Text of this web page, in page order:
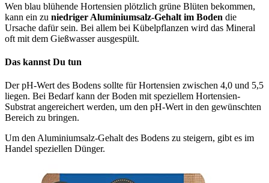
Wen blau blühende Hortensien plötzlich grüne Blüten bekommen,
kann ein zu niedriger Aluminiumsalz-Gehalt im Boden die
Ursache dafür sein. Bei allem bei Kübelpflanzen wird das Mineral
oft mit dem Gießwasser ausgespült.
Das kannst Du tun
Der pH-Wert des Bodens sollte für Hortensien zwischen 4,0 und 5,5
liegen. Bei Bedarf kann der Boden mit speziellem Hortensien-
Substrat angereichert werden, um den pH-Wert in den gewünschten
Bereich zu bringen.
Um den Aluminiumsalz-Gehalt des Bodens zu steigern, gibt es im
Handel speziellen Dünger.